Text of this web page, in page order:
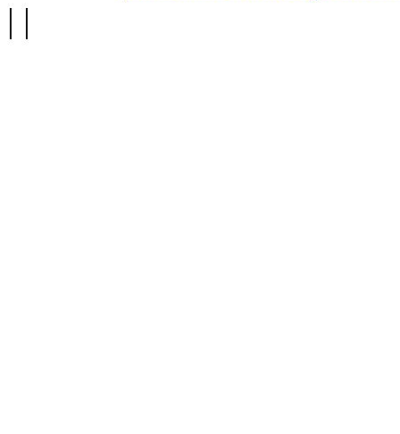
| |